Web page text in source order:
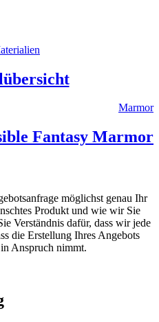
Marmor
Fantasy Marmor
möglichst genau Ihr
Produkt und wie wir Sie
Verständnis dafür, dass wir jede
die Erstellung Ihres Angebots
Anspruch nimmt.